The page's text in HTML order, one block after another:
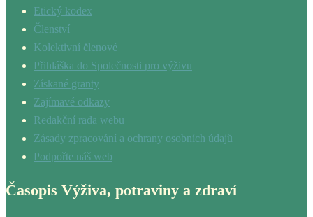
Etický kodex
Členství
Kolektivní členové
Přihláška do Společnosti pro výživu
Získané granty
Zajímavé odkazy
Redakční rada webu
Zásady zpracování a ochrany osobních údajů
Podpořte náš web
Časopis Výživa, potraviny a zdraví